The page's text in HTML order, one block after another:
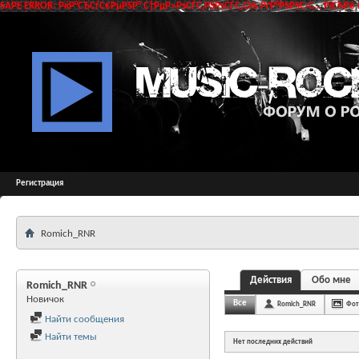
SAPE ERROR: РќР°СЂСѓС€РµРЅР° С†РµР»РѕСЃС‚РЅРѕСЃС‚СЊ РґР°РЅРЅС‹С…
Регистрация
Romich_RNR
Romich_RNR
Новичок
Найти сообщения
Найти темы
Действия Обо мне
Все Romich_RNR
Нет последних действий